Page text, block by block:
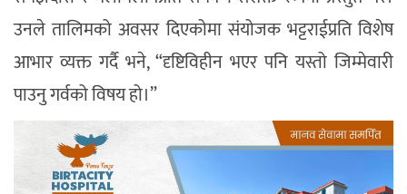
उनले तालिमको अवसर दिएकोमा संयोजक भट्टराईप्रति विशेष
आभार व्यक्त गर्दै भने, “दृष्टिविहीन भएर पनि यस्तो जिम्मेवारी
पाउनु गर्वको विषय हो।”